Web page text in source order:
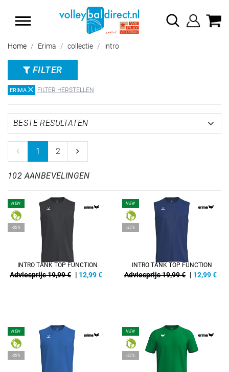
SUMMER SALE: TOT 65% KORTING
Home Erima collectie intro
FILTER
ERIMA FILTER HERSTELLEN
1 2
102 AANBEVELINGEN
NEW
-35%
INTRO TANK TOP FUNCTION
Adviesprijs 19,99 € | 12,99€
NEW
-35%
INTRO TANK TOP FUNCTION
Adviesprijs 19,99 € | 12,99€
NEW
-35%
NEW
-35%